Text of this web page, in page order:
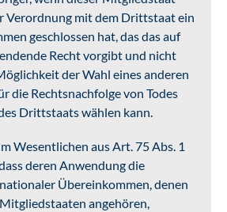
Verordnung mit dem Drittstaat ein
geschlossen hat, das das auf
Recht vorgibt und nicht
der Wahl eines anderen
die Rechtsnachfolge von Todes
Drittstaats wählen kann.
Wesentlichen aus Art. 75 Abs. 1
deren Anwendung die
Übereinkommen, denen
angehören,